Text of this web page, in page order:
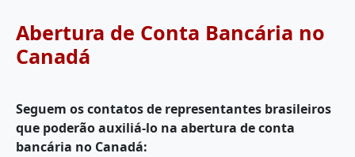
Abertura de Conta Bancária no
Canadá
Seguem os contatos de representantes brasileiros
que poderão auxiliá-lo na abertura de conta
bancária no Canadá: